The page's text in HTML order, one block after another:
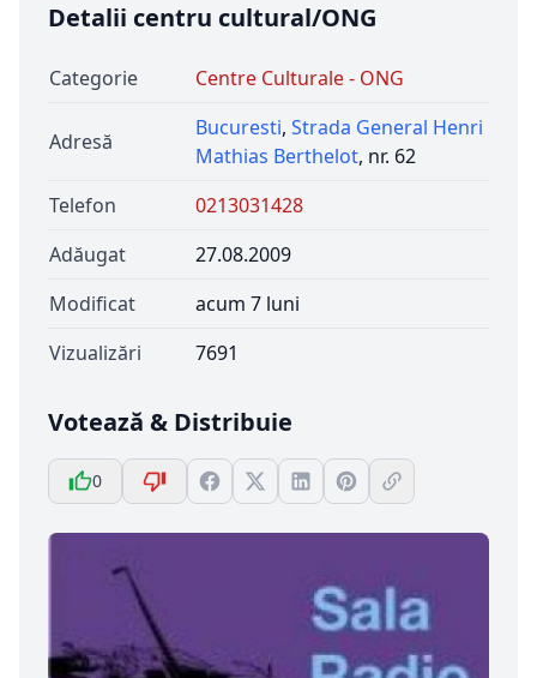
Detalii centru cultural/ONG
Categorie Centre Culturale - ONG
Adresă
Bucuresti, Strada General Henri
Mathias Berthelot, nr. 62
Telefon
0213031428
Adăugat
27.08.2009
Modificat
acum 7 luni
Vizualizări
7691
Votează & Distribuie
0